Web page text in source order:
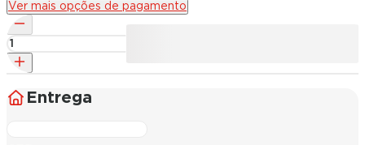
Ver mais opções de pagamento
Entrega